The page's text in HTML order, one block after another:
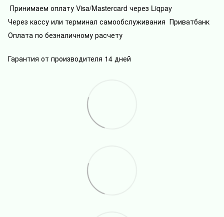
Принимаем оплату Visa/Mastercard через Liqpay
Через кассу или терминал самообслуживания Приватбанк
Оплата по безналичному расчету
Гарантия от производителя 14 дней